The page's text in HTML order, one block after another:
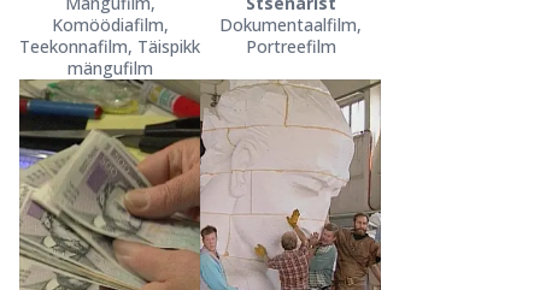
Komöödiafilm,
Teekonnafilm, Täispikk
mängufilm
Dokumentaalfilm,
Portreefilm